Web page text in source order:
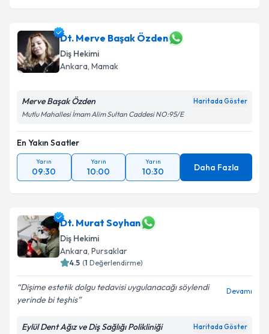
Dt. Merve Başak Özden
Diş Hekimi
Ankara, Mamak
Merve Başak Özden Haritada Göster
Mutlu Mahallesi İmam Alim Sultan Caddesi NO:95/E
En Yakın Saatler
Yarın
09:30
Yarın
10:00
Yarın
10:30 Daha Fazla
Dt. Murat Soyhan
Diş Hekimi
Ankara, Pursaklar
4.5 (1 Değerlendirme)
Dişime estetik dolgu tedavisi uygulanacağı söylendi
yerinde bi teşhis
Devamı
Eylül Dent Ağız ve Diş Sağlığı Polikliniği Haritada Göster